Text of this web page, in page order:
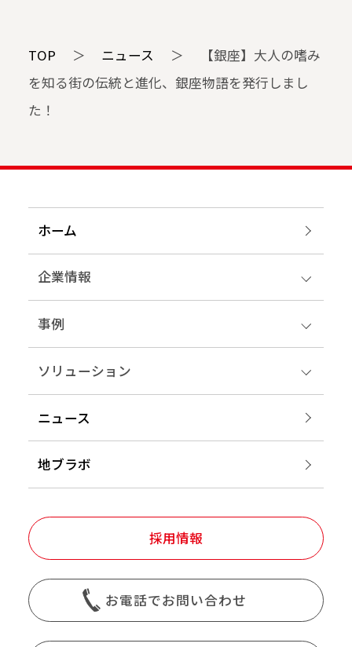
TOP ＞ ニュース ＞
【銀座】大人の嗜み
を知る街の伝統と進化、銀座物語を発行しまし
た！
ホーム
企業情報
事例
ソリューション
ニュース
地ブラボ
採用情報
お電話でお問い合わせ